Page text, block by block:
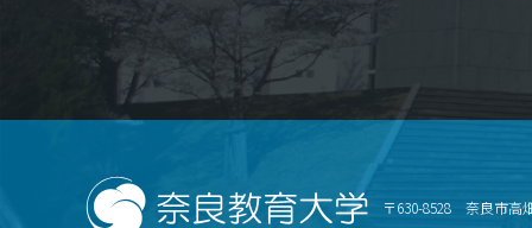
〒630-8528 奈良市高